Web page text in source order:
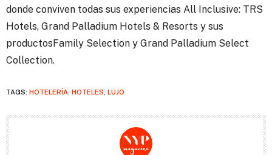
donde conviven todas sus experiencias All Inclusive: TRS
Hotels, Grand Palladium Hotels & Resorts y sus
productosFamily Selection y Grand Palladium Select
Collection.
TAGS: HOTELERÍA HOTELES LUJO